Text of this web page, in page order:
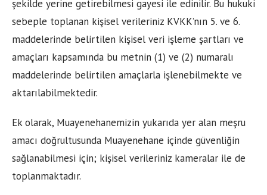
şekilde yerine getirebilmesi gayesi ile edinilir. Bu hukuki
sebeple toplanan kişisel verileriniz KVKK’nın 5. ve 6.
maddelerinde belirtilen kişisel veri işleme şartları ve
amaçları kapsamında bu metnin (1) ve (2) numaralı
maddelerinde belirtilen amaçlarla işlenebilmekte ve
aktarılabilmektedir.
Ek olarak, Muayenehanemizin yukarıda yer alan meşru
amacı doğrultusunda Muayenehane içinde güvenliğin
sağlanabilmesi için; kişisel verileriniz kameralar ile de
toplanmaktadır.